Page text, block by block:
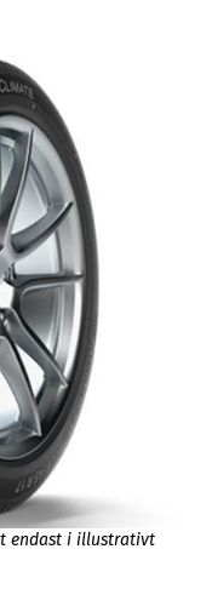
endast i illustrativt